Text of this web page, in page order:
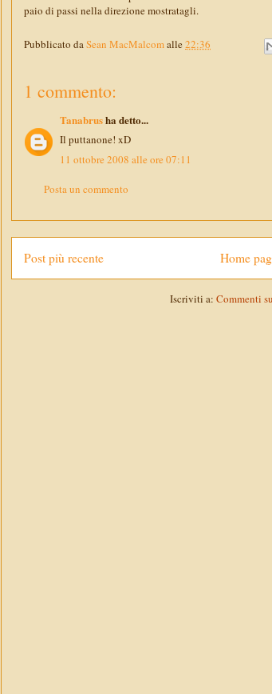
paio di passi nella direzione mostratagli.
Pubblicato daSean MacMalcomalle 22:36
1 commento:
Tanabrusha detto...
Il puttanone! xD
11 ottobre 2008 alle ore 07:11
Posta un commento
Post più recente Home
Iscriviti a: Commenti